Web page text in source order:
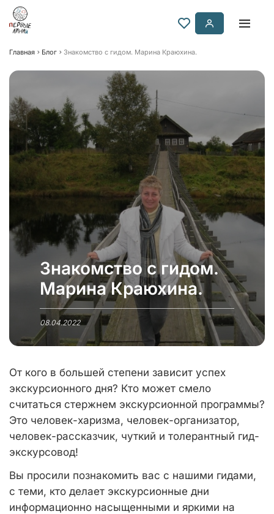
Главная Блог Знакомство с гидом. Марина Краюхина.
Знакомство с гидом.
Марина Краюхина.
08.04.2022
От кого в большей степени зависит успех
экскурсионного дня? Кто может смело
считаться стержнем экскурсионной программы?
Это человек-харизма, человек-организатор,
человек-рассказчик, чуткий и толерантный гид-
экскурсовод!
Вы просили познакомить вас с нашими гидами,
с теми, кто делает экскурсионные дни
информационно насыщенными и яркими на